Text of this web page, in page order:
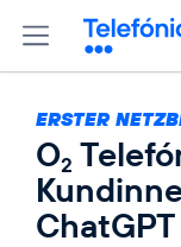
ERSTER
O2